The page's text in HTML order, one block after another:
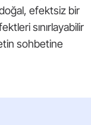
efektsiz bir
sınırlayabilir
sohbetine